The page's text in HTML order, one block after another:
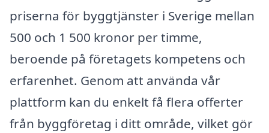
priserna för byggtjänster i Sverige mellan
500 och 1 500 kronor per timme,
beroende på företagets kompetens och
erfarenhet. Genom att använda vår
plattform kan du enkelt få flera offerter
från byggföretag i ditt område, vilket gör